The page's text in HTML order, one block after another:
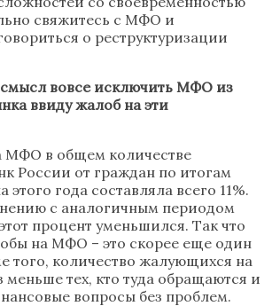
свяжитесь с МФО и
о реструктуризации
вовсе исключить МФО из
ввиду жалоб на эти
МФО в общем количестве
России от граждан по итогам
этого года составляла всего 11%.
с аналогичным периодом
процент уменьшился. Так что
на МФО – это скорее еще один
того, количество жалующихся на
тех, кто туда обращаются и
вопросы без проблем.